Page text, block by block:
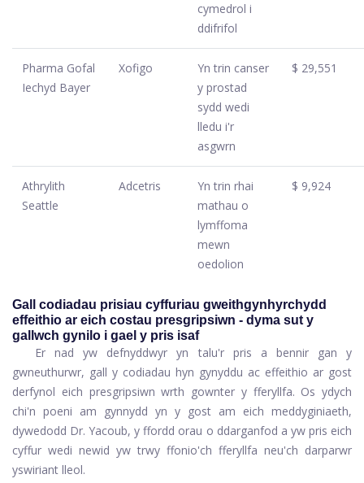
cymedrol i
ddifrifol
Pharma Gofal
Iechyd Bayer
Xofigo
Yn trin canser
y prostad
sydd wedi
lledu i'r
asgwrn
$ 29,551
Athrylith
Seattle
Adcetris
Yn trin rhai
mathau o
lymffoma
mewn
oedolion
$ 9,924
Gall codiadau prisiau cyffuriau gweithgynhyrchydd
effeithio ar eich costau presgripsiwn - dyma sut y
gallwch gynilo i gael y pris isaf
Er nad yw defnyddwyr yn talu'r pris a bennir gan y
gwneuthurwr, gall y codiadau hyn gynyddu ac effeithio ar gost
derfynol eich presgripsiwn wrth gownter y fferyllfa. Os ydych
chi'n poeni am gynnydd yn y gost am eich meddyginiaeth,
dywedodd Dr. Yacoub, y ffordd orau o ddarganfod a yw pris eich
cyffur wedi newid yw trwy ffonio'ch fferyllfa neu'ch darparwr
yswiriant lleol.